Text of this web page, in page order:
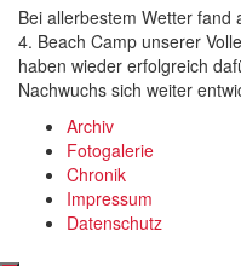
Bei allerbestem Wetter
4. Beach Camp unserer
haben wieder erfolgreich
Nachwuchs sich weiter
Archiv
Fotogalerie
Chronik
Impressum
Datenschutz